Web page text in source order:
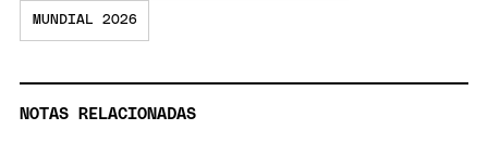
MUNDIAL 2026
NOTAS RELACIONADAS